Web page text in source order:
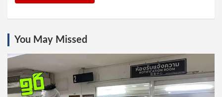
You May Missed